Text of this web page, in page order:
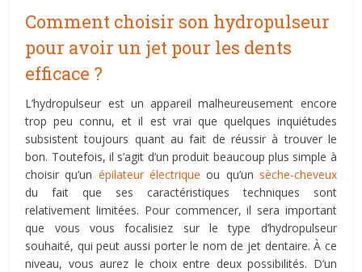
Comment choisir son hydropulseur
pour avoir un jet pour les dents
efficace ?
L’hydropulseur est un appareil malheureusement encore
trop peu connu, et il est vrai que quelques inquiétudes
subsistent toujours quant au fait de réussir à trouver le
bon. Toutefois, il s’agit d’un produit beaucoup plus simple à
choisir qu’un épilateur électrique ou qu’un sèche-cheveux
du fait que ses caractéristiques techniques sont
relativement limitées. Pour commencer, il sera important
que vous vous focalisiez sur le type d’hydropulseur
souhaité, qui peut aussi porter le nom de jet dentaire. À ce
niveau, vous aurez le choix entre deux possibilités. D’un